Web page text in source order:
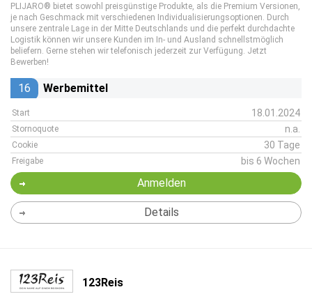
PLIJARO® bietet sowohl preisgünstige Produkte, als die Premium Versionen,
je nach Geschmack mit verschiedenen Individualisierungsoptionen. Durch
unsere zentrale Lage in der Mitte Deutschlands und die perfekt durchdachte
Logistik können wir unsere Kunden im In- und Ausland schnellstmöglich
beliefern. Gerne stehen wir telefonisch jederzeit zur Verfügung. Jetzt
Bewerben!
16 Werbemittel
Start 18.01.2024
Stornoquote n.a.
Cookie 30 Tage
Freigabe bis 6 Wochen
Anmelden
Details
123Reis